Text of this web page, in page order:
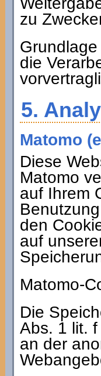
zu
die
5.
Matomo
Diese
Matomo
auf Ihrem
den
auf
Matomo-
Die
Abs. 1 lit.
an der